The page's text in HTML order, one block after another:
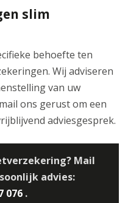
slim
behoefte ten
Wij adviseren
van uw
ons gerust om een
adviesgesprek.
Mail
advies:
076 .